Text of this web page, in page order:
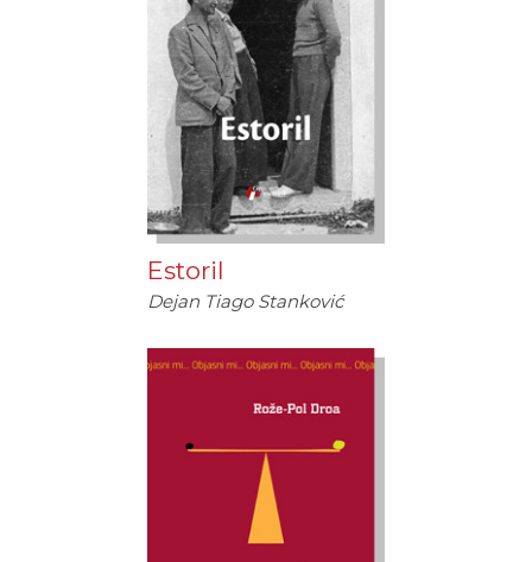
Estoril
Dejan Tiago Stanković